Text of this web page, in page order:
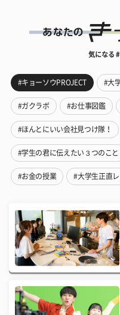
気になる
#キョーソウPROJECT #大
#ガクラボ #お仕事図鑑
#ほんとにいい会社見つけ隊！
#学生の君に伝えたい３つのこと
#お金の授業 #大学生正直